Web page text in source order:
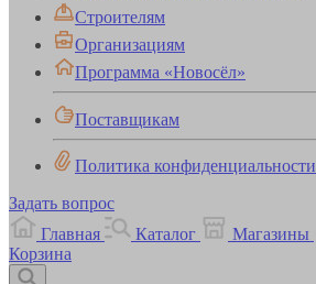
Строителям
Организациям
Программа «Новосёл»
Поставщикам
Политика конфиденциальности
Задать вопрос
Главная
Каталог Магазины
Корзина